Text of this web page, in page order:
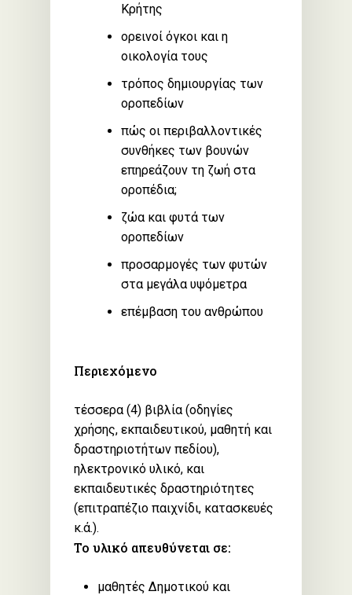
Κρήτης
ορεινοί όγκοι και η
οικολογία τους
τρόπος δημιουργίας των
οροπεδίων
πώς οι περιβαλλοντικές
συνθήκες των βουνών
επηρεάζουν τη ζωή στα
οροπέδια;
ζώα και φυτά των
οροπεδίων
προσαρμογές των φυτών
στα μεγάλα υψόμετρα
επέμβαση του ανθρώπου
Περιεχόμενο
τέσσερα (4) βιβλία (οδηγίες
χρήσης, εκπαιδευτικού, μαθητή και
δραστηριοτήτων πεδίου),
ηλεκτρονικό υλικό, και
εκπαιδευτικές δραστηριότητες
(επιτραπέζιο παιχνίδι, κατασκευές
κ.ά.).
Το υλικό απευθύνεται σε:
μαθητές Δημοτικού και